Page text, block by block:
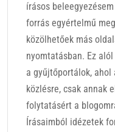
írásos
forrás egyértelmű
közölhetőek más
nyomtatásban. Ez
a gyűjtőportálok, ahol
közlésre, csak annak
folytatásért a
Írásaimból idézetek